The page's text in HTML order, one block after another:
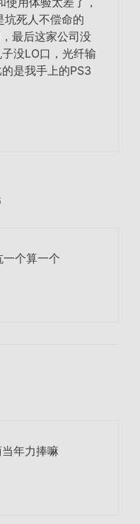
坑死人不偿命的
最后这家公司没
没LO口，光纤输
是我手上的PS3
个算一个
年力捧嘛